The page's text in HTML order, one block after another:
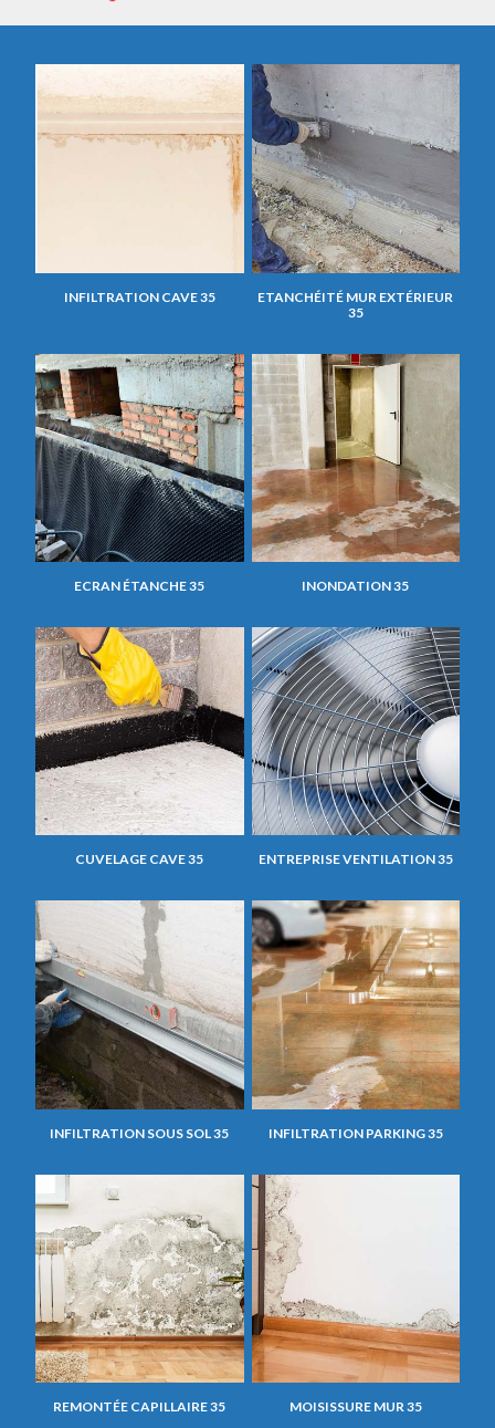
INFILTRATION CAVE 35
ETANCHÉITÉ MUR EXTÉRIEUR
35
ECRAN ÉTANCHE 35 INONDATION 35
CUVELAGE CAVE 35 ENTREPRISE VENTILATION 35
INFILTRATION SOUS SOL 35 INFILTRATION PARKING 35
REMONTÉE CAPILLAIRE 35 MOISISSURE MUR 35